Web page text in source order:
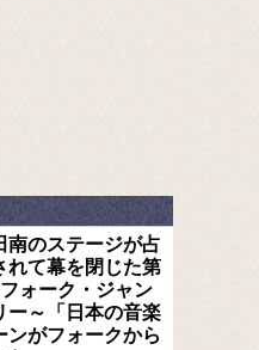
南のステージが占
れて幕を閉じた第
ォーク・ジャン
ー～「日本の音楽
ンがフォークから